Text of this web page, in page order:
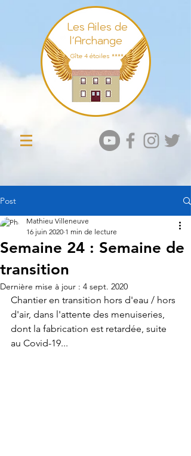
Les Ailes de
l'Archange
Gîte 4 étoiles ****
Post
Semaine 24 : Semaine de
transition
Mathieu Villeneuve
16 juin 2020 1 min de lecture
Dernière mise à jour : 4 sept. 2020
Chantier en transition hors d'eau / hors
d'air, dans l'attente des menuiseries,
dont la fabrication est retardée, suite
au Covid-19...